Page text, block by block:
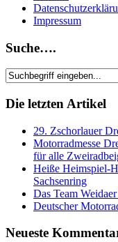
Impressum
Suche….
Die letzten Artikel
29. Zschorlauer
Motorradmesse
für alle
Heiße Heimspiel-
Sachsenring
Das Team
Deutscher
Neueste